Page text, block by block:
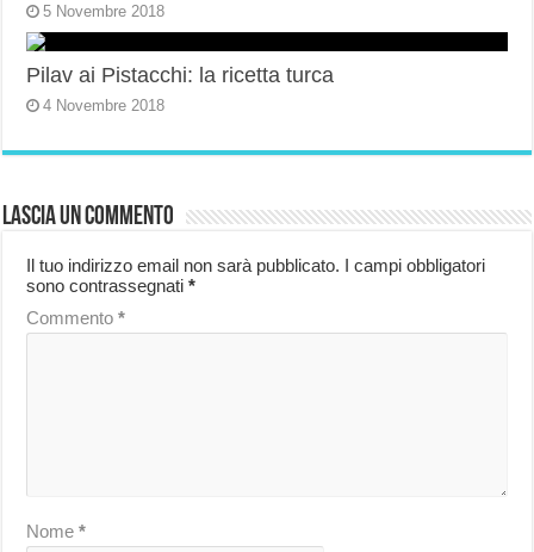
5 Novembre 2018
Pilav ai Pistacchi: la ricetta turca
4 Novembre 2018
Lascia un commento
Il tuo indirizzo email non sarà pubblicato. I campi obbligatori
sono contrassegnati*
Commento*
Nome*